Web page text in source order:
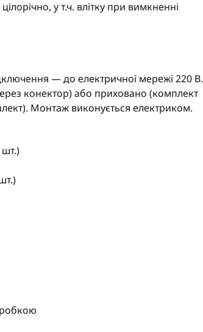
у т.ч. влітку при вимкненні
— до електричної мережі 220 В.
конектор) або приховано (комплект
Монтаж виконується електриком.